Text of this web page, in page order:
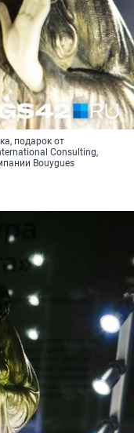
подарок от
Consulting,
Bouygues